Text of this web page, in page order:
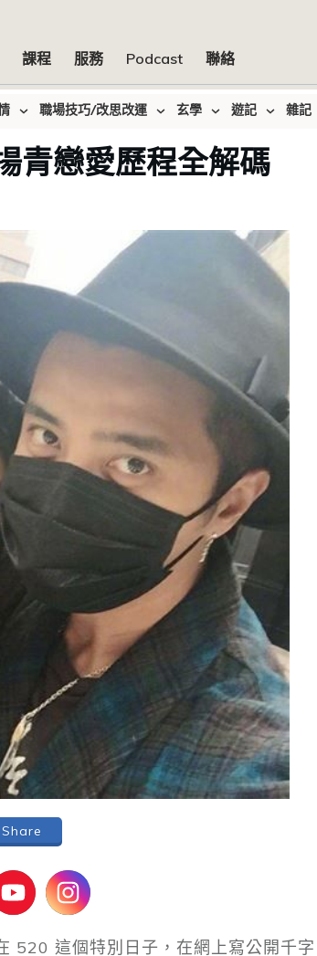
課程 服務 Podcast 聯絡
職場技巧/改思改運 玄學 遊記 雜記
青戀愛歷程全解碼
Share
520 這個特別日子，在網上寫公開千字